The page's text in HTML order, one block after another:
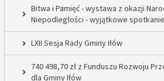
Bitwa i Pamięć - wystawa z okazji
Niepodległości - wyjątkowe
LXII Sesja Rady Gminy Iłów
740 498,70 zł z Funduszu Rozwoju
dla Gminy Iłów